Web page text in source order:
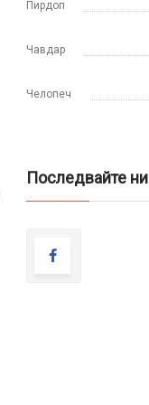
Пирдоп
Чавдар
Челопеч
Последвайте ни